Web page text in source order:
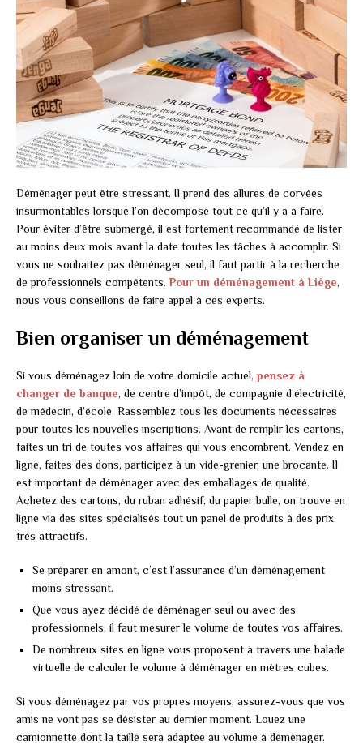
Déménager peut être stressant. Il prend des allures de corvées
insurmontables lorsque l’on décompose tout ce qu’il y a à faire.
Pour éviter d’être submergé, il est fortement recommandé de lister
au moins deux mois avant la date toutes les tâches à accomplir. Si
vous ne souhaitez pas déménager seul, il faut partir à la recherche
de professionnels compétents. Pour un déménagement à Liège,
nous vous conseillons de faire appel à ces experts.
Bien organiser un déménagement
Si vous déménagez loin de votre domicile actuel, pensez à
changer de banque, de centre d’impôt, de compagnie d’électricité,
de médecin, d’école. Rassemblez tous les documents nécessaires
pour toutes les nouvelles inscriptions. Avant de remplir les cartons,
faites un tri de toutes vos affaires qui vous encombrent. Vendez en
ligne, faites des dons, participez à un vide-grenier, une brocante. Il
est important de déménager avec des emballages de qualité.
Achetez des cartons, du ruban adhésif, du papier bulle, on trouve en
ligne via des sites spécialisés tout un panel de produits à des prix
très attractifs.
Se préparer en amont, c’est l’assurance d’un déménagement
moins stressant.
Que vous ayez décidé de déménager seul ou avec des
professionnels, il faut mesurer le volume de toutes vos affaires.
De nombreux sites en ligne vous proposent à travers une balade
virtuelle de calculer le volume à déménager en mètres cubes.
Si vous déménagez par vos propres moyens, assurez-vous que vos
amis ne vont pas se désister au dernier moment. Louez une
camionnette dont la taille sera adaptée au volume à déménager.